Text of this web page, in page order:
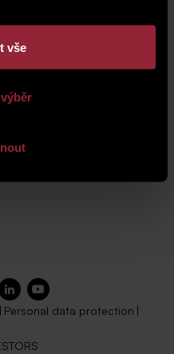
vše
| Personal data protection |